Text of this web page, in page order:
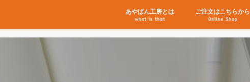
あやぱん工房とは
what is that
ご注文はこちらから
Online Shop